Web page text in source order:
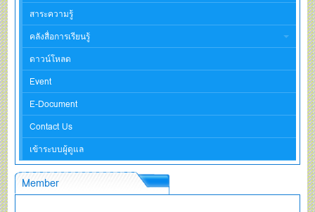
สาระความรู้
คลังสื่อการเรียนรู้
ดาวน์โหลด
Event
E-Document
Contact Us
เข้าระบบผู้ดูแล
Member